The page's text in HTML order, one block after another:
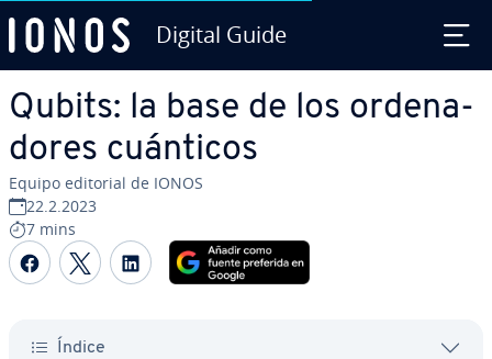
Digital Guide
Qubits: la base de los or­de­na­
do­res cuánticos
Equipo editorial de IONOS
22.2.2023
7 mins
Compartir Facebook
Compartir Twitter
Compartir LinkedIn
Índice